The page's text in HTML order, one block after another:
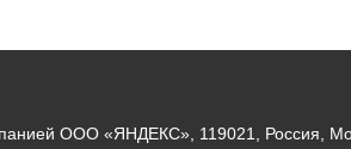
ООО «ЯНДЕКС», 119021, Россия,